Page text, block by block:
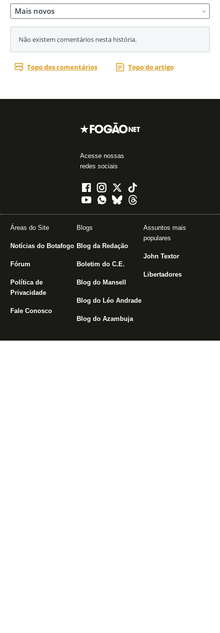
Acesse nossas
redes sociais
Áreas do Site
Notícias do Botafogo
Fórum
Política de
Privacidade
Fale Conosco
Blogs
Blog da Redação
Boletim do C.E.
Blog do Mansell
Blog do Léo Andrade
Blog do Azambuja
Assuntos mais
populares
John Textor
Libertadores